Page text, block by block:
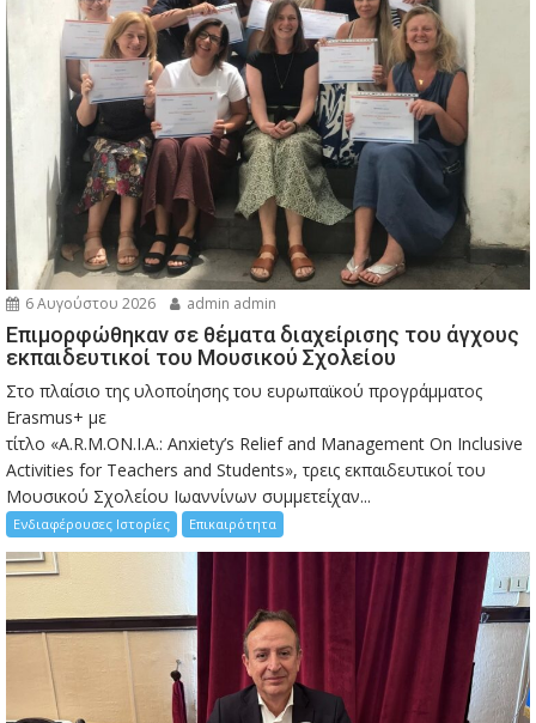
6 Αυγούστου 2026 admin admin
Eπιμορφώθηκαν σε θέματα διαχείρισης του άγχους
εκπαιδευτικοί του Μουσικού Σχολείου
Στο πλαίσιο της υλοποίησης του ευρωπαϊκού προγράμματος
Erasmus+ με
τίτλο «A.R.M.ON.I.A.: Anxiety’s Relief and Management On Inclusive
Activities for Teachers and Students», τρεις εκπαιδευτικοί του
Μουσικού Σχολείου Ιωαννίνων συμμετείχαν...
Ενδιαφέρουσες Ιστορίες Επικαιρότητα